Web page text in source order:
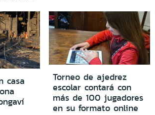
casa
Torneo de ajedrez
escolar contará con
más de 100 jugadores
en su formato online